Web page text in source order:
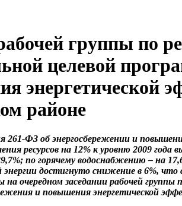
группы по
целевой
энергетической
районе
261-ФЗ об энергосбережении и
ресурсов на 12% к уровню 2009 года
по горячему водоснабжению – на
энергии достигнуто снижение в 6%,
очередном заседании рабочей группы
и повышения энергетической